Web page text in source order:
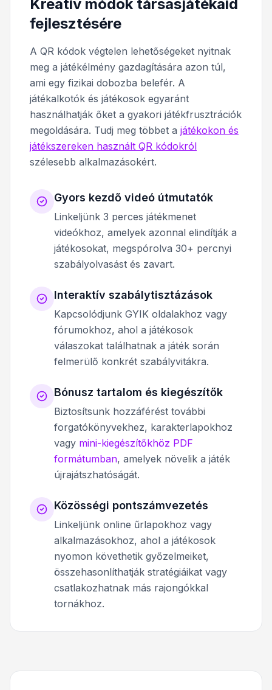
Kreatív módok társasjátékaid
fejlesztésére
A QR kódok végtelen lehetőségeket nyitnak
meg a játékélmény gazdagítására azon túl,
ami egy fizikai dobozba belefér. A
játékalkotók és játékosok egyaránt
használhatják őket a gyakori játékfrusztrációk
megoldására. Tudj meg többet a játékokon és
játékszereken használt QR kódokról
szélesebb alkalmazásokért.
Gyors kezdő videó útmutatók
Linkeljünk 3 perces játékmenet
videókhoz, amelyek azonnal elindítják a
játékosokat, megspórolva 30+ percnyi
szabályolvasást és zavart.
Interaktív szabálytisztázások
Kapcsolódjunk GYIK oldalakhoz vagy
fórumokhoz, ahol a játékosok
válaszokat találhatnak a játék során
felmerülő konkrét szabályvitákra.
Bónusz tartalom és kiegészítők
Biztosítsunk hozzáférést további
forgatókönyvekhez, karakterlapokhoz
vagy mini-kiegészítőkhöz PDF
formátumban, amelyek növelik a játék
újrajátszhatóságát.
Közösségi pontszámvezetés
Linkeljünk online űrlapokhoz vagy
alkalmazásokhoz, ahol a játékosok
nyomon követhetik győzelmeiket,
összehasonlíthatják stratégiáikat vagy
csatlakozhatnak más rajongókkal
tornákhoz.